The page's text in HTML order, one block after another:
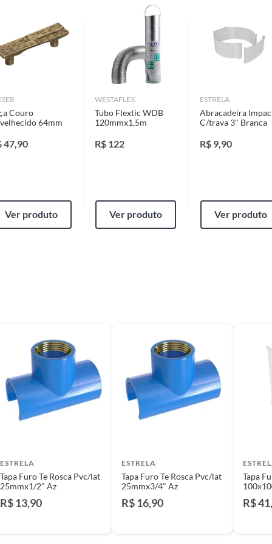
de Vinila(pvc)
do vício.
ou acaba com o primeiro uso ou em pouco tempo.
do vício.
ou no Centro de Distribuição, o atendente
perfeitas condições de uso;
a respectiva Nota Fiscal, quando será agendada
poderá ser substituído, imediatamente, acrescido
negociados diretamente entre o Diretor de Loja ou
poderá optar por:
condições de uso;
Couro
64mm
47,90
Ver produto
WESTAFLEX
Tubo Flextic WDB
120mmx1,5m
R$ 122
Ver produto
ESTRELA
Abracadeira
C/trava 3" Branca
R$ 9,90
Ver produto
ESTRELA
Tapa Furo Te Rosca Pvc/lat
25mmx1/2" Az
R$ 13,90
ESTRELA
Tapa Furo Te Rosca Pvc/lat
25mmx3/4" Az
R$ 16,90
Tapa
R$